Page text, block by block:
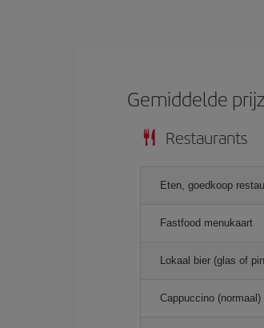
Gemiddelde
Restaurants
Eten, goedkoop
Fastfood menukaart
Lokaal bier (glas of
Cappuccino (normaal)